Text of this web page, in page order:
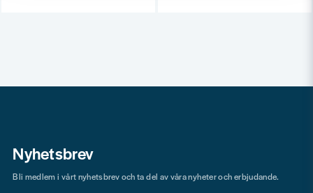
Nyhetsbrev
Bli medlem i vårt nyhetsbrev och ta del av våra nyheter och erbjudande.